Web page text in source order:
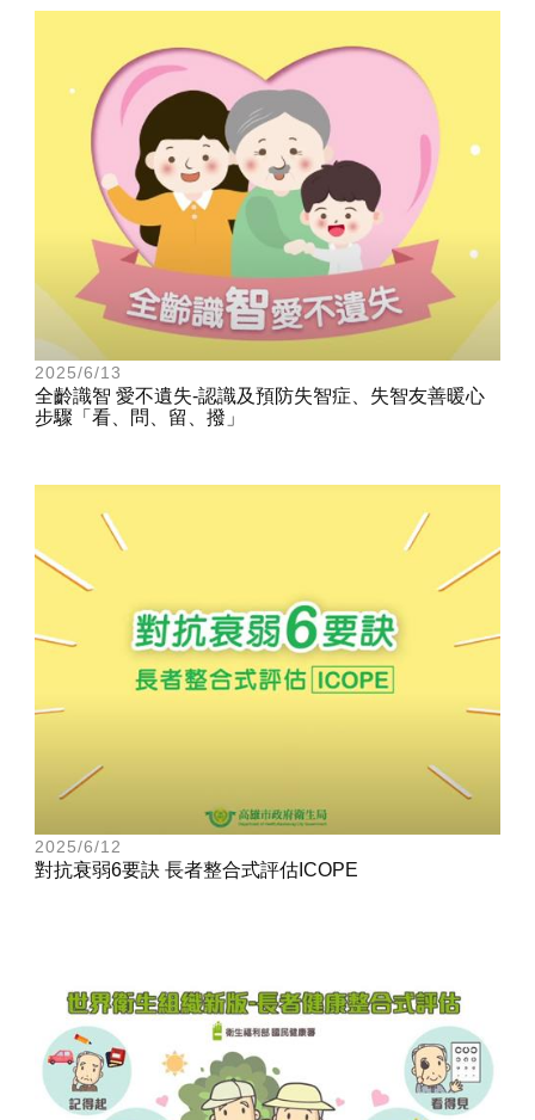
2025/6/13
全齡識智 愛不遺失-認識及預防失智症、失智友善暖心
步驟「看、問、留、撥」
2025/6/12
對抗衰弱6要訣 長者整合式評估ICOPE